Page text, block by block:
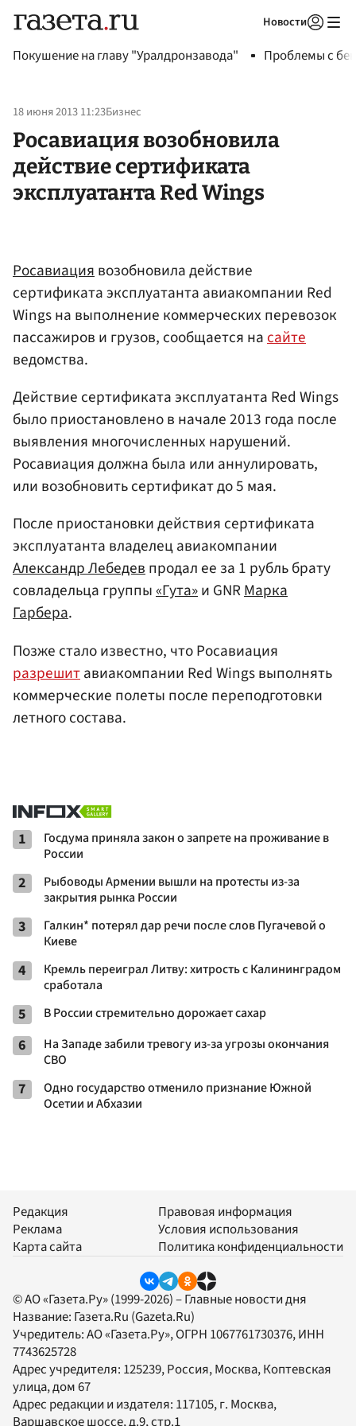
Новости
Покушение на главу "Уралдронзавода" Проблемы с
18 июня 2013 11:23Бизнес
Росавиация возобновила
действие сертификата
эксплуатанта Red Wings
Росавиациявозобновила действие
сертификата эксплуатанта авиакомпании Red
Wings на выполнение коммерческих перевозок
пассажиров и грузов, сообщается насайте
ведомства.
Действие сертификата эксплуатанта Red Wings
было приостановлено в начале 2013 года после
выявления многочисленных нарушений.
Росавиация должна была или аннулировать,
или возобновить сертификат до 5 мая.
После приостановки действия сертификата
эксплуатанта владелец авиакомпании
Александр Лебедевпродал ее за 1 рубль брату
совладельца группы«Гута»и GNRМарка
Гарбера.
Позже стало известно, что Росавиация
разрешитавиакомпании Red Wings выполнять
коммерческие полеты после переподготовки
летного состава.
1
Госдума приняла закон о запрете на проживание в
России
2
Рыбоводы Армении вышли на протесты из-за
закрытия рынка России
3
Галкин* потерял дар речи после слов Пугачевой о
Киеве
4
Кремль переиграл Литву: хитрость с Калининградом
сработала
5 В России стремительно дорожает сахар
6
На Западе забили тревогу из-за угрозы окончания
СВО
7
Одно государство отменило признание Южной
Осетии и Абхазии
Редакция
Реклама
Карта сайта
Правовая информация
Условия использования
Политика конфиденциальности
© АО «Газета.Ру» (1999-2026) – Главные новости дня
Название: Газета.Ru (Gazeta.Ru)
Учредитель:АО «Газета.Ру», ОГРН 1067761730376, ИНН
7743625728
Адрес учредителя: 125239, Россия, Москва, Коптевская
улица, дом 67
Адрес редакции и издателя: 117105, г. Москва,
Варшавское шоссе, д.9, стр.1